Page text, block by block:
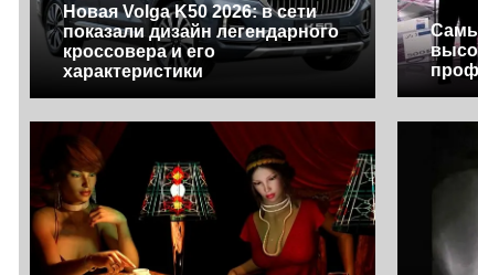
Новая Volga K50 2026: в сети
показали дизайн легендарного
кроссовера и его
характеристики